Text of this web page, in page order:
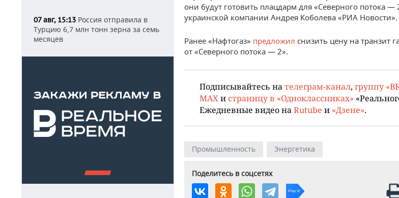
07 авг, 15:13 Россия отправила в
Турцию 6,7 млн тонн зерна за семь
месяцев
они будут готовить плацдарм для «Северного потока
украинской компании Андрея Коболева «РИА Новости».
Ранее «Нафтогаз» предложил снизить цену на транзит
от «Северного потока — 2».
Подписывайтесь на телеграм-канал, группу
MAX и страницу в «Одноклассниках»
Ежедневные видео на Rutube и «Дзене».
Промышленность Энергетика
Поделитесь в соцсетях